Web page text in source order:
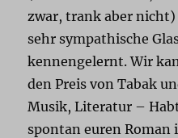
zwar, trank aber
sehr sympathische
kennengelernt. Wir
den Preis von Tabak
Musik, Literatur –
spontan euren Roman